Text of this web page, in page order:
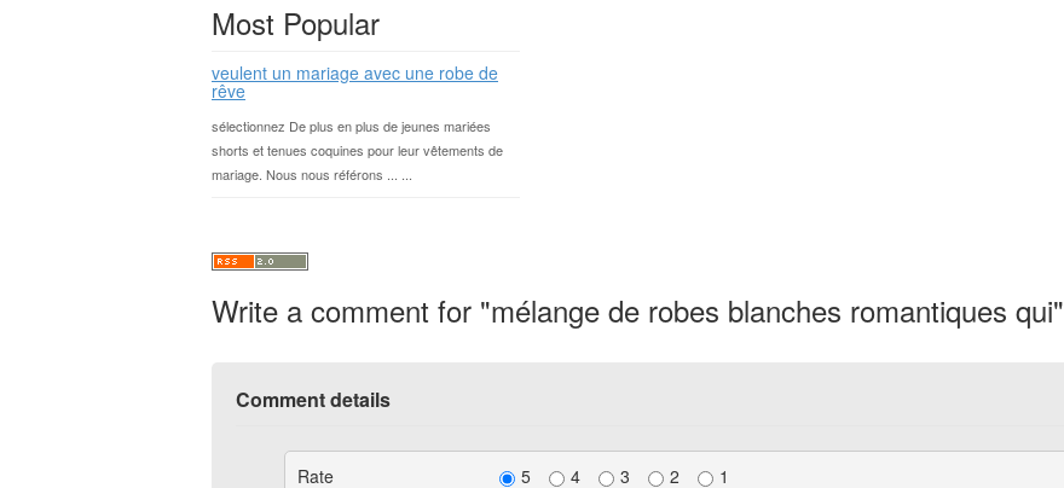
Most Popular
veulent un mariage avec une robe de
rêve
sélectionnez De plus en plus de jeunes mariées
shorts et tenues coquines pour leur vêtements de
mariage. Nous nous référons ... ...
Write a comment for "mélange de robes blanches romantiques qui"
Comment details
Rate 5 4 3 2 1